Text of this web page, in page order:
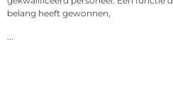
belang heeft gewonnen,